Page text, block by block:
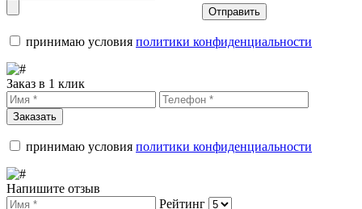
Отправить
принимаю условия политики конфиденциальности
Заказ в 1 клик
Заказать
принимаю условия политики конфиденциальности
Напишите отзыв
Рейтинг